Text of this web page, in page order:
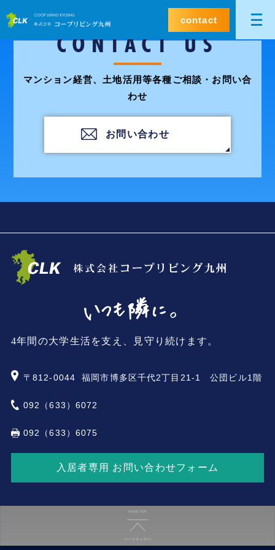
contact
CONTACT US
マンション経営、土地活用等各種ご相談・お問い合
わせ
お問い合わせ
4年間の大学生活を支え、見守り続けます。
〒812-0044 福岡市博多区千代2丁目21-1 公団ビル1階
092（633）6072
092（633）6075
入居者専用 お問い合わせフォーム